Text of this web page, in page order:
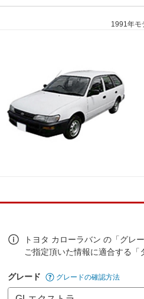
1991年モ
トヨタ カローラバン の「グレ
ご指定頂いた情報に適合する「
グレード グレードの確認方法